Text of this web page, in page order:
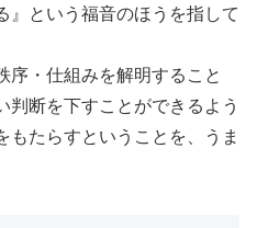
』という福音のほうを指して
序・仕組みを解明すること
判断を下すことができるよう
もたらすということを、うま